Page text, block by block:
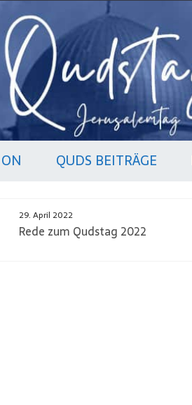
QUDS BEITRÄGE
29. April 2022
Rede zum Qudstag 2022